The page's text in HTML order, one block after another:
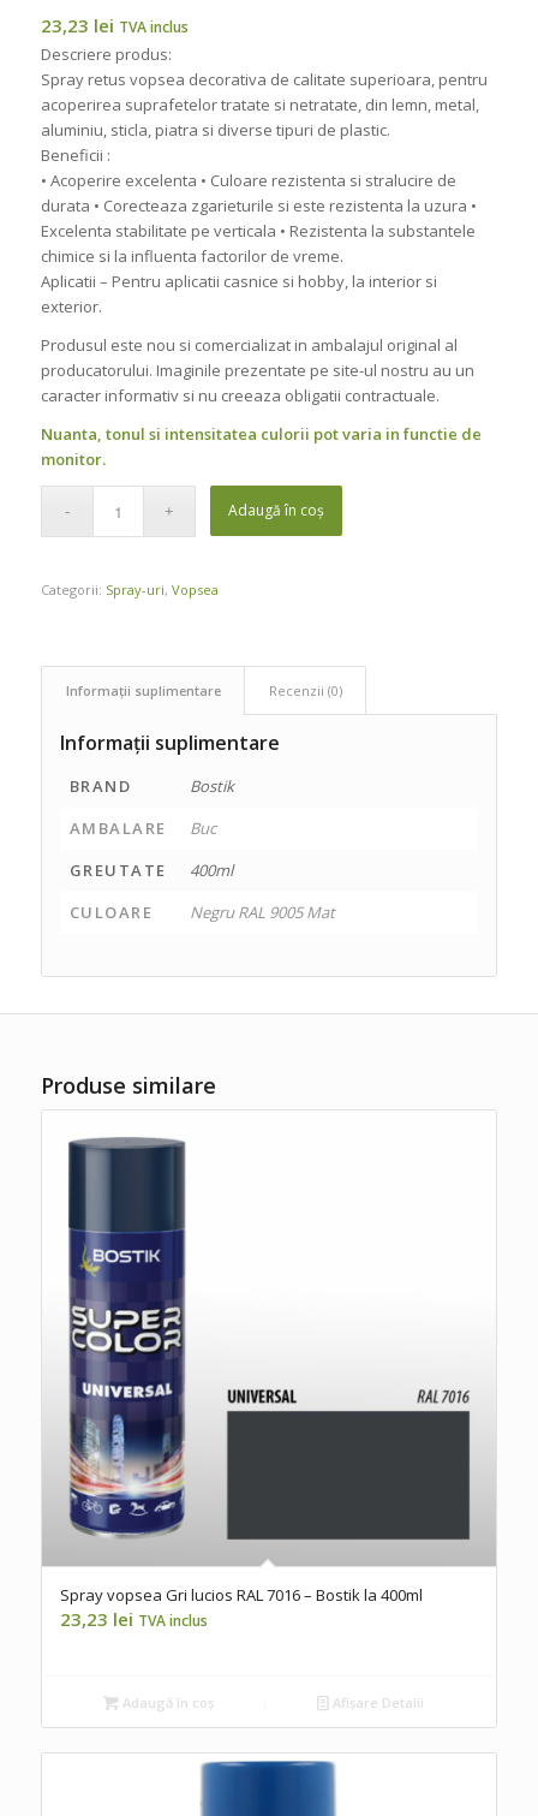
23,23 lei TVA inclus
Descriere produs:
Spray retus vopsea decorativa de calitate superioara, pentru
acoperirea suprafetelor tratate si netratate, din lemn, metal,
aluminiu, sticla, piatra si diverse tipuri de plastic.
Beneficii :
• Acoperire excelenta • Culoare rezistenta si stralucire de
durata • Corecteaza zgarieturile si este rezistenta la uzura •
Excelenta stabilitate pe verticala • Rezistenta la substantele
chimice si la influenta factorilor de vreme.
Aplicatii – Pentru aplicatii casnice si hobby, la interior si
exterior.
Produsul este nou si comercializat in ambalajul original al
producatorului. Imaginile prezentate pe site-ul nostru au un
caracter informativ si nu creeaza obligatii contractuale.
Nuanta, tonul si intensitatea culorii pot varia in functie de
monitor.
Adaugă în coș
Categorii: Spray-uri, Vopsea
Informații suplimentare Recenzii (0)
Informații suplimentare
BRAND
Bostik
AMBALARE
Buc
GREUTATE
400ml
CULOARE
Negru RAL 9005 Mat
Produse similare
Spray vopsea Gri lucios RAL 7016 – Bostik la 400ml
23,23 lei TVA inclus
Adaugă în coș Afișare Detalii